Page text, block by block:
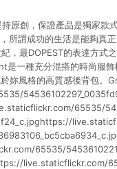
原創，保證產品是獨家
謂成功的生活是能夠真
，最DOPEST的表達方式
一種充分混搭的時尚服
妳風格的高質感後背包。
65535/
65535/
live.staticflickr.com/